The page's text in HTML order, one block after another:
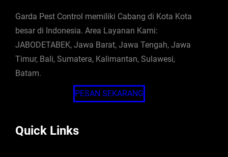
Garda Pest Control memiliki Cabang di Kota Kota
besar di Indonesia. Area Layanan Kami:
JABODETABEK, Jawa Barat, Jawa Tengah, Jawa
Timur, Bali, Sumatera, Kalimantan, Sulawesi,
Batam.
PESAN SEKARANG
Quick Links